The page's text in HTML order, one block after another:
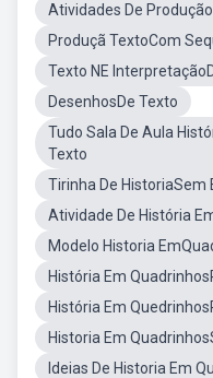
Atividades De
Produçã TextoCom
Texto NE
DesenhosDe Texto
Tudo Sala De Aula
Texto
Tirinha De HistoriaSem
Atividade De História
Modelo Historia
História Em
História Em
Historia Em
Ideias De Historia Em